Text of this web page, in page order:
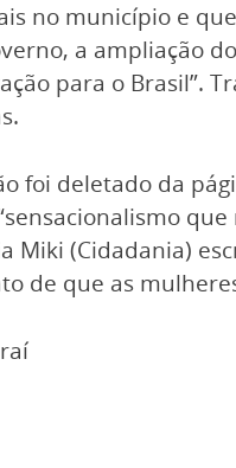
no município e que
a ampliação
para o Brasil”.
foi deletado da
(Cidadania)
de que as